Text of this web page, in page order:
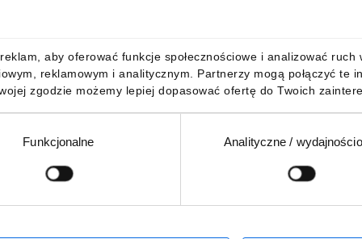
aby oferować funkcje społecznościowe i analizować
reklamowym i analitycznym. Partnerzy mogą połączyć
zgodzie możemy lepiej dopasować ofertę do Twoich
Funkcjonalne Analityczne /
17,52 zł brutto 24,60 złbrutto
DO KOSZYKA